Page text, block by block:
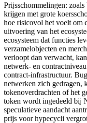
Prijsschommelingen:
krijgen met grote
hoe risicovol het voelt om
uitvoering van het
ecosysteem dat functies
verzamelobjecten en
verloopt dan verwacht,
netwerk- en
contract-infrastructuur.
netwerken zich gedragen,
tokenoverdrachten of het
token wordt ingedeeld bij
speculatieve aandacht
prijs voor hypecycli